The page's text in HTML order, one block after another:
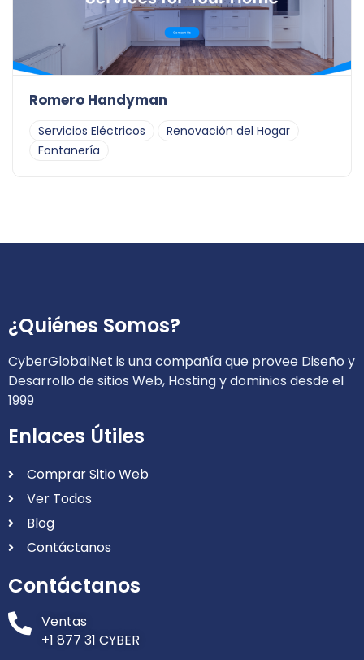
Romero Handyman
Servicios Eléctricos
Renovación del Hogar
Fontanería
¿Quiénes Somos?
CyberGlobalNet is una compañía que provee Diseño y
Desarrollo de sitios Web, Hosting y dominios desde el
1999
Enlaces Útiles
Comprar Sitio Web
Ver Todos
Blog
Contáctanos
Contáctanos
Ventas
+1 877 31 CYBER